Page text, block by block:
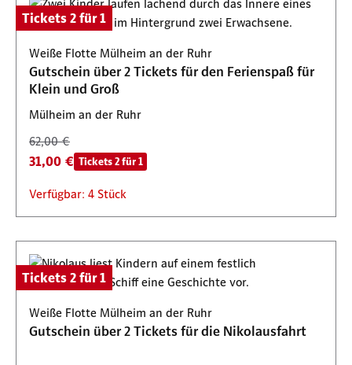
Tickets 2 für 1
Weiße Flotte Mülheim an der Ruhr
Gutschein über 2 Tickets für den Ferienspaß für
Klein und Groß
Mülheim an der Ruhr
62,00 €
31,00 € Tickets 2 für 1
Verfügbar: 4 Stück
Tickets 2 für 1
Weiße Flotte Mülheim an der Ruhr
Gutschein über 2 Tickets für die Nikolausfahrt